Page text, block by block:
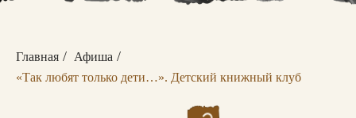
Главная / Афиша /
«Так любят только дети…». Детский книжный клуб